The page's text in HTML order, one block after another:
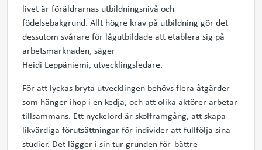
livet är föräldrarnas utbildningsnivå och
födelsebakgrund. Allt högre krav på utbildning gör det
dessutom svårare för lågutbildade att etablera sig på
arbetsmarknaden, säger
Heidi Leppäniemi, utvecklingsledare.
För att lyckas bryta utvecklingen behövs flera åtgärder
som hänger ihop i en kedja, och att olika aktörer arbetar
tillsammans. Ett nyckelord är skolframgång, att skapa
likvärdiga förutsättningar för individer att fullfölja sina
studier. Det lägger i sin tur grunden för bättre